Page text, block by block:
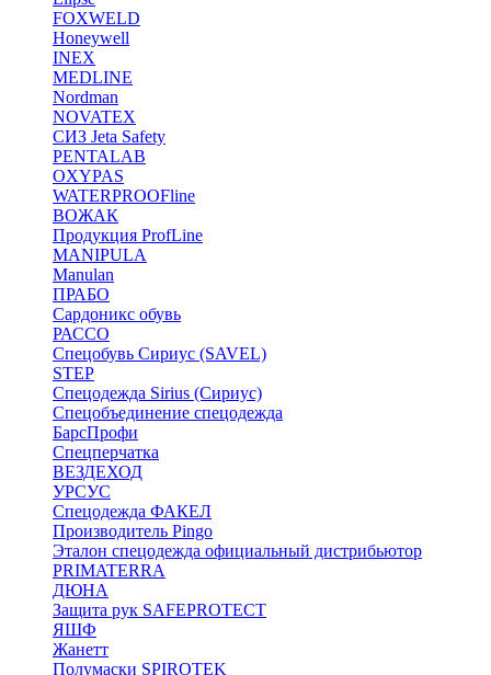
FOXWELD
Honeywell
INEX
MEDLINE
Nordman
NOVATEX
СИЗ Jeta Safety
PENTALAB
OXYPAS
WATERPROOFline
ВОЖАК
Продукция ProfLine
MANIPULA
Manulan
ПРАБО
Сардоникс обувь
РАССО
Спецобувь Сириус (SAVEL)
STEP
Спецодежда Sirius (Сириус)
Спецобъединение спецодежда
БарсПрофи
Спецперчатка
ВЕЗДЕХОД
УРСУС
Спецодежда ФАКЕЛ
Производитель Pingo
Эталон спецодежда официальный дистрибьютор
PRIMATERRA
ДЮНА
Защита рук SAFEPROTECT
ЯШФ
Жанетт
Полумаски SPIROTEK